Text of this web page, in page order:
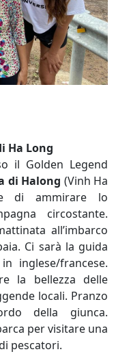
Ha Long
il Golden Legend
di Halong (Vinh Ha
di ammirare lo
circostante.
all’imbarco
Ci sarà la guida
inglese/francese.
la bellezza delle
locali. Pranzo
della giunca.
per visitare una
pescatori.